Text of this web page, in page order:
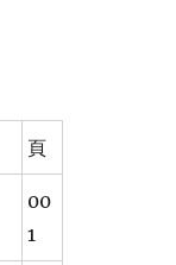
頁
00
1